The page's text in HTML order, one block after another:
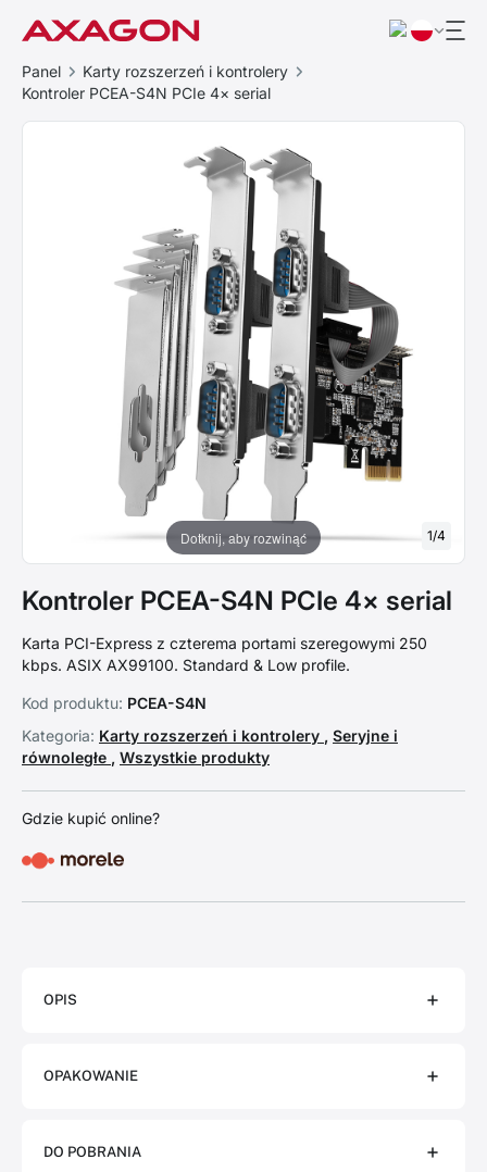
Panel
Karty rozszerzeń i kontrolery
Kontroler PCEA-S4N PCIe 4× serial
Dotknij, aby rozwinąć 1/4
Kontroler PCEA-S4N PCIe 4× serial
Karta PCI-Express z czterema portami szeregowymi 250
kbps. ASIX AX99100. Standard & Low profile.
Kod produktu: PCEA-S4N
Kategoria: Karty rozszerzeń i kontrolery , Seryjne i
równoległe , Wszystkie produkty
Gdzie kupić online?
OPIS
OPAKOWANIE
DO POBRANIA